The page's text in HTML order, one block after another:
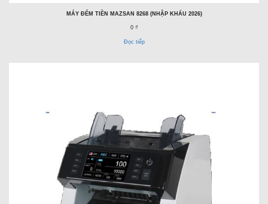
MÁY ĐẾM TIỀN MAZSAN 8268 (NHẬP KHẨU 2026)
0 ₫
Đọc tiếp